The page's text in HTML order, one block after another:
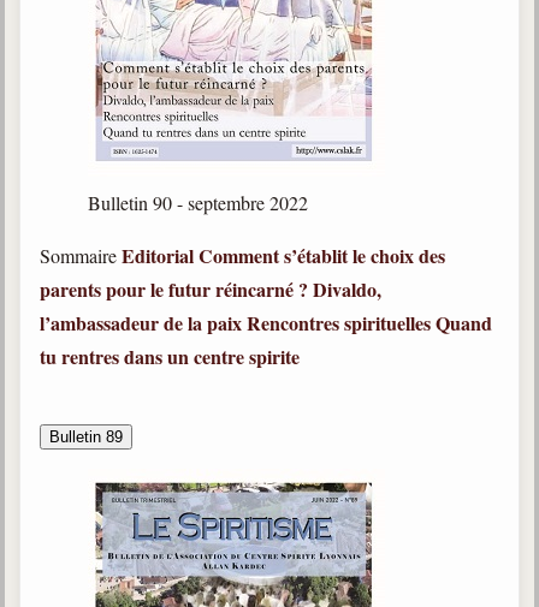
Belgique, Lux. et Canada
Fédérations spirites
Médias spirites
Bulletin 90 - septembre 2022
SommaireEditorialComment s’établit le choix des
parents pour le futur réincarné ? Divaldo,
l’ambassadeur de la paixRencontres spirituellesQuand
tu rentres dans un centre spirite
Bulletin 89